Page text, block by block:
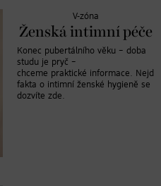
V-zóna
Ženská intimní péče
Konec pubertálního věku – doba
studu je pryč –
chceme praktické informace.
fakta o intimní ženské hygieně se
dozvíte zde.